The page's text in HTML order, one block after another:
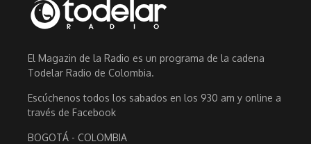
El Magazin de la Radio es un programa de la cadena
Todelar Radio de Colombia.
Escúchenos todos los sabados en los 930 am y online a
través de Facebook
BOGOTÁ - COLOMBIA